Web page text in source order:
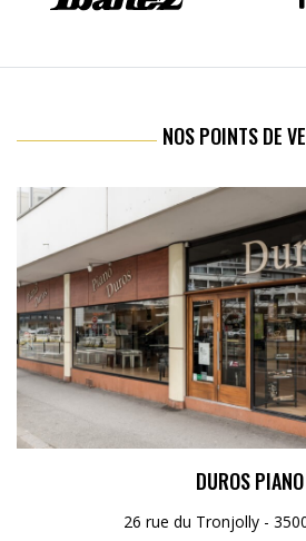
NOS POINTS DE
DUROS PIANO
26 rue du Tronjolly -